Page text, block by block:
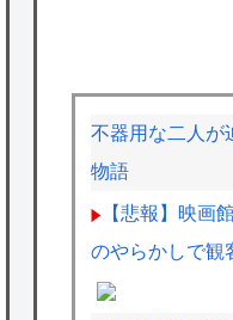
不器用な二人が
物語
【悲報】映画
のやらかしで観